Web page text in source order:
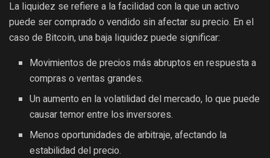
La liquidez se refiere a la facilidad con la que un activo
puede ser comprado o vendido sin afectar su precio. En el
caso de Bitcoin, una baja liquidez puede significar:
Movimientos de precios más abruptos en respuesta a
compras o ventas grandes.
Un aumento en la volatilidad del mercado, lo que puede
causar temor entre los inversores.
Menos oportunidades de arbitraje, afectando la
estabilidad del precio.